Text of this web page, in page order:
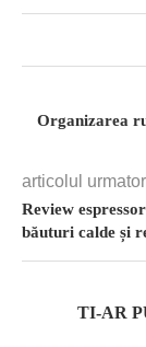
Organizarea
articolul urmator
Review
băuturi calde și
TI-AR